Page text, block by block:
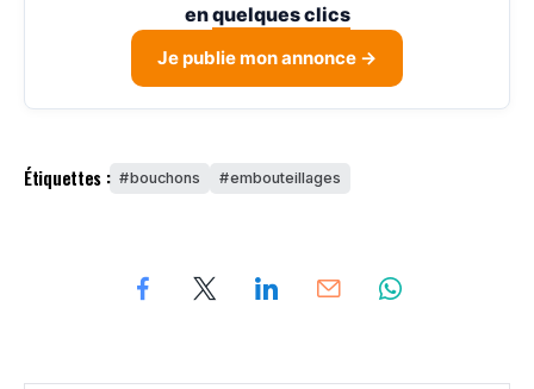
enquelques clics
Je publie mon annonce →
Étiquettes : bouchons embouteillages